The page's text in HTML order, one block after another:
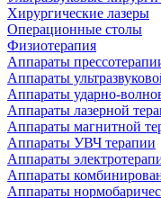
Хирургические лазеры
Операционные столы
Физиотерапия
Аппараты
Аппараты
Аппараты ударно-
Аппараты лазерной
Аппараты магнитной
Аппараты УВЧ терапии
Аппараты
Аппараты
Аппараты